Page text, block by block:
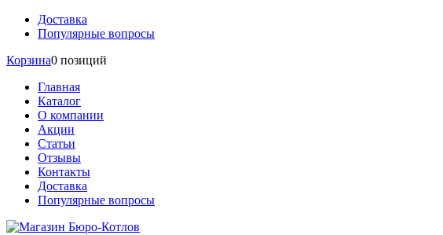
Доставка
Популярные вопросы
Корзина0 позиций
Главная
Каталог
О компании
Акции
Статьи
Отзывы
Контакты
Доставка
Популярные вопросы